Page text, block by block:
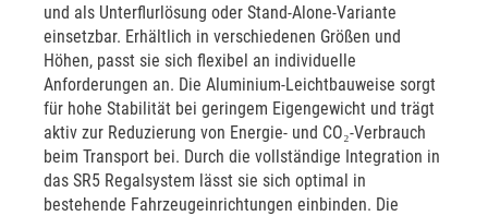
und als Unterflurlösung oder Stand-Alone-Variante
einsetzbar. Erhältlich in verschiedenen Größen und
Höhen, passt sie sich flexibel an individuelle
Anforderungen an. Die Aluminium-Leichtbauweise sorgt
für hohe Stabilität bei geringem Eigengewicht und trägt
aktiv zur Reduzierung von Energie- und CO₂-Verbrauch
beim Transport bei. Durch die vollständige Integration in
das SR5 Regalsystem lässt sie sich optimal in
bestehende Fahrzeugeinrichtungen einbinden. Die